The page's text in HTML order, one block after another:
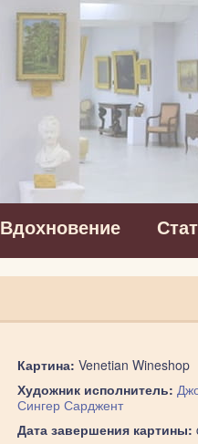
Вдохновение
Картина: Venetian Wineshop
Художник исполнитель:
Сингер Сарджент
Дата завершения картины: